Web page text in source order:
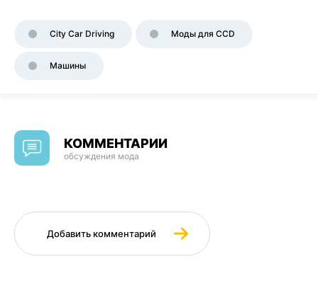
City Car Driving Моды для CCD
Машины
КОММЕНТАРИИ
обсуждения мода
Добавить комментарий